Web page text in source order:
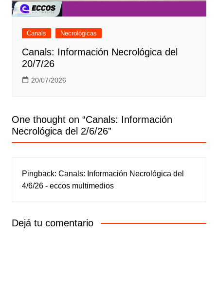
Canals Necrológicas
Canals: Información Necrológica del
20/7/26
20/07/2026
One thought on “Canals: Información
Necrológica del 2/6/26”
Pingback: Canals: Información Necrológica del
4/6/26 - eccos multimedios
Dejá tu comentario